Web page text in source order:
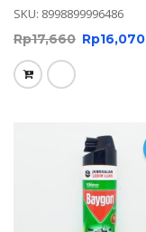
SKU: 8998899996486
Rp17,660 Rp16,070